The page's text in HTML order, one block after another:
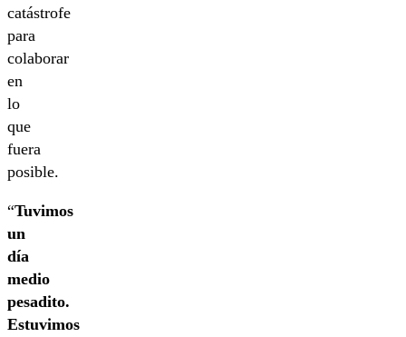
catástrofe
para
colaborar
en
lo
que
fuera
posible.
“Tuvimos
un
día
medio
pesadito.
Estuvimos